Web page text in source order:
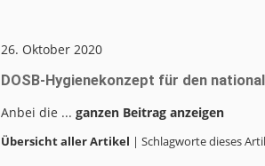
26. Oktober 2020
DOSB-Hygienekonzept für den
Anbei die ... ganzen Beitrag anzeigen
Übersicht aller Artikel | Schlagworte dieses